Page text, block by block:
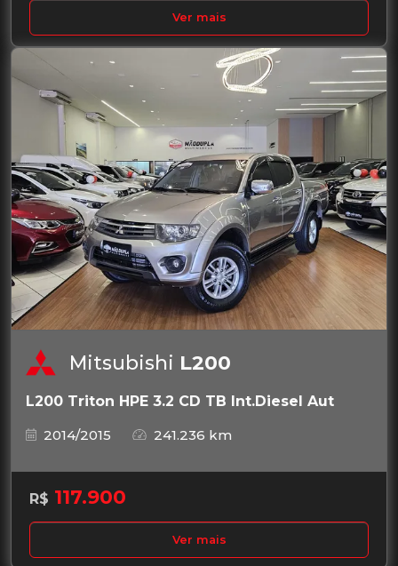
Ver mais
Mitsubishi L200
L200 Triton HPE 3.2 CD TB Int.Diesel Aut
2014/2015
241.236 km
R$ 117.900
Ver mais